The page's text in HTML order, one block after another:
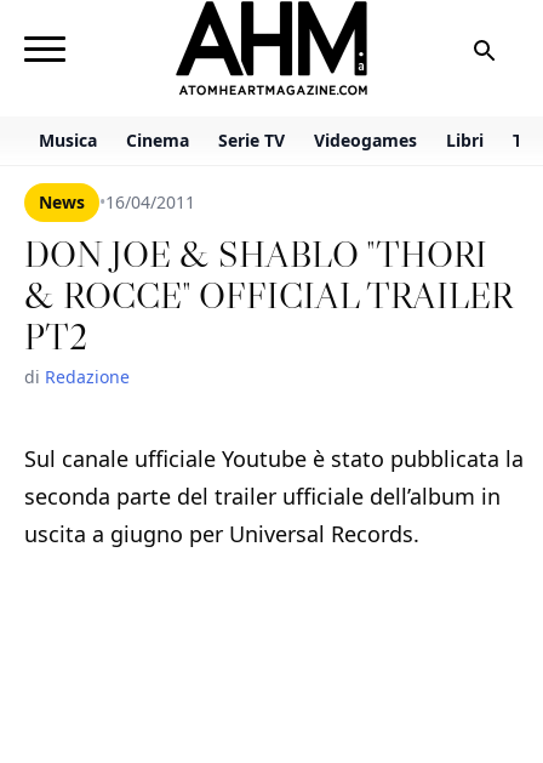
Musica Cinema Serie TV Videogames Libri TV
News •16/04/2011
DON JOE & SHABLO "THORI
& ROCCE" OFFICIAL TRAILER
PT2
di Redazione
Sul canale ufficiale Youtube è stato pubblicata la
seconda parte del trailer ufficiale dell’album in
uscita a giugno per Universal Records.